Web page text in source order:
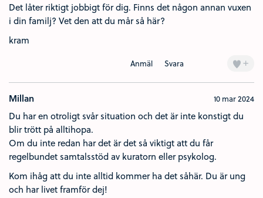
Det låter riktigt jobbigt för dig. Finns det någon annan vuxen
i din familj? Vet den att du mår så här?
kram
Anmäl Svara +
Millan 10 mar 2024
Du har en otroligt svår situation och det är inte konstigt du
blir trött på alltihopa.
Om du inte redan har det är det så viktigt att du får
regelbundet samtalsstöd av kuratorn eller psykolog.
Kom ihåg att du inte alltid kommer ha det såhär. Du är ung
och har livet framför dej!